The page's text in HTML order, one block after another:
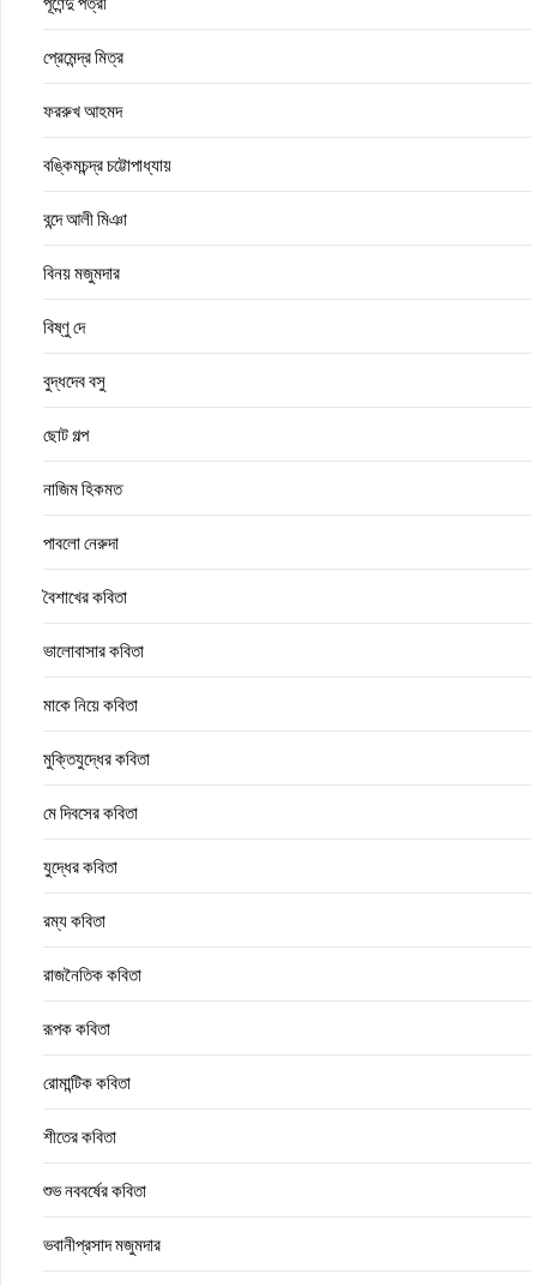
প্রেমেন্দ্র মিত্র
ফররুখ আহমদ
বঙ্কিমচন্দ্র চট্টোপাধ্যায়
বন্দে আলী মিঞা
বিনয় মজুমদার
বিষ্ণু দে
বুদ্ধদেব বসু
ছোট গল্প
নাজিম হিকমত
পাবলো নেরুদা
বৈশাখের কবিতা
ভালোবাসার কবিতা
মাকে নিয়ে কবিতা
মুক্তিযুদ্ধের কবিতা
মে দিবসের কবিতা
যুদ্ধের কবিতা
রম্য কবিতা
রাজনৈতিক কবিতা
রূপক কবিতা
রোমান্টিক কবিতা
শীতের কবিতা
শুভ নববর্ষের কবিতা
ভবানীপ্রসাদ মজুমদার